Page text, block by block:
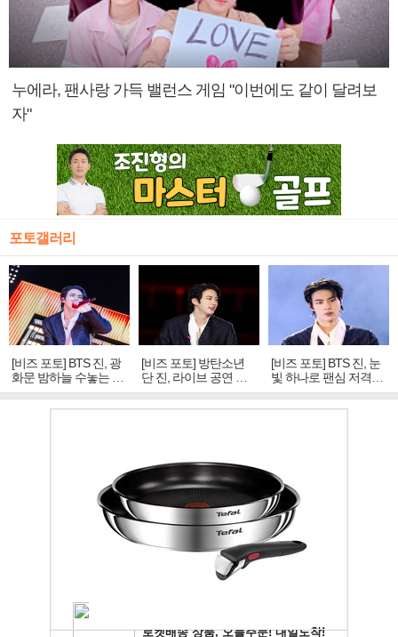
누에라, 팬사랑 가득 밸런스 게임 "이번에도 같이 달려보
자"
포토갤러리
[비즈 포토] BTS 진, 광
화문 밤하늘 수놓는 '비
주얼 킹'의 열창
[비즈 포토] 방탄소년
단 진, 라이브 공연 중
빛나는 독보적 아우라
[비즈 포토] BTS 진, 눈
빛 하나로 팬심 저격…
독보적 카리스마